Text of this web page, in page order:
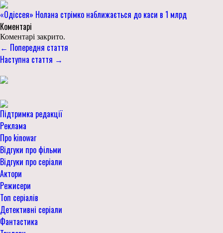
«Одіссея» Нолана стрімко наближається до каси в 1 млрд
Коментарі
Коментарі закрито.
← Попередня стаття
Наступна стаття →
Підтримка редакції
Реклама
Про kinowar
Відгуки про фільми
Відгуки про серіали
Актори
Режисери
Топ серіалів
Детективні серіали
Фантастика